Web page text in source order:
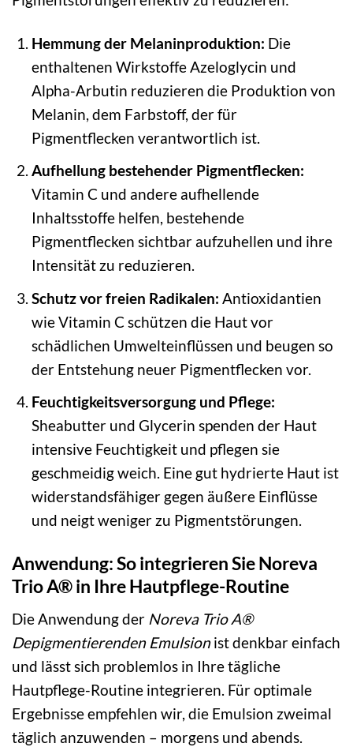
Hemmung der Melaninproduktion: Die
enthaltenen Wirkstoffe Azeloglycin und
Alpha-Arbutin reduzieren die Produktion von
Melanin, dem Farbstoff, der für
Pigmentflecken verantwortlich ist.
Aufhellung bestehender Pigmentflecken:
Vitamin C und andere aufhellende
Inhaltsstoffe helfen, bestehende
Pigmentflecken sichtbar aufzuhellen und ihre
Intensität zu reduzieren.
Schutz vor freien Radikalen: Antioxidantien
wie Vitamin C schützen die Haut vor
schädlichen Umwelteinflüssen und beugen so
der Entstehung neuer Pigmentflecken vor.
Feuchtigkeitsversorgung und Pflege:
Sheabutter und Glycerin spenden der Haut
intensive Feuchtigkeit und pflegen sie
geschmeidig weich. Eine gut hydrierte Haut ist
widerstandsfähiger gegen äußere Einflüsse
und neigt weniger zu Pigmentstörungen.
Anwendung: So integrieren Sie Noreva
Trio A® in Ihre Hautpflege-Routine
Die Anwendung der Noreva Trio A®
Depigmentierenden Emulsionist denkbar einfach
und lässt sich problemlos in Ihre tägliche
Hautpflege-Routine integrieren. Für optimale
Ergebnisse empfehlen wir, die Emulsion zweimal
täglich anzuwenden – morgens und abends.